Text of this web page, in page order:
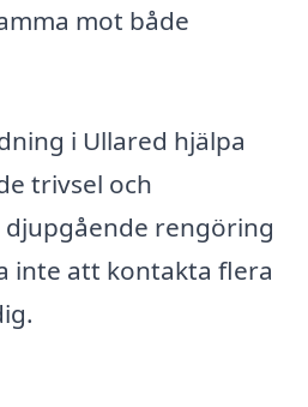
mot både
i Ullared hjälpa
trivsel och
rengöring
inte att kontakta flera